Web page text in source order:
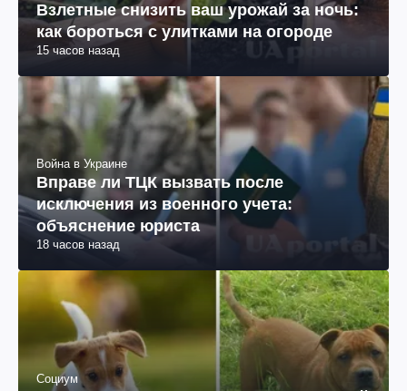
Взлетные снизить ваш урожай за ночь:
как бороться с улитками на огороде
15 часов назад
Война в Украине
Вправе ли ТЦК вызвать после
исключения из военного учета:
объяснение юриста
18 часов назад
Социум